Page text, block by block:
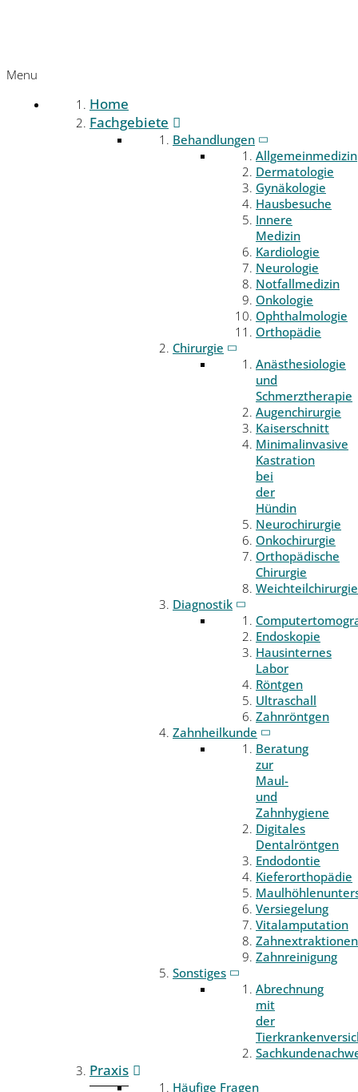
Menu
Home
Fachgebiete
Behandlungen
Allgemeinmedizin
Dermatologie
Gynäkologie
Hausbesuche
Innere
Medizin
Kardiologie
Neurologie
Notfallmedizin
Onkologie
Ophthalmologie
Orthopädie
Chirurgie
Anästhesiologie
und
Schmerztherapie
Augenchirurgie
Kaiserschnitt
Minimalinvasive
Kastration
bei
der
Hündin
Neurochirurgie
Onkochirurgie
Orthopädische
Chirurgie
Weichteilchirurgie
Diagnostik
Endoskopie
Hausinternes
Labor
Röntgen
Ultraschall
Zahnröntgen
Zahnheilkunde
Beratung
zur
Maul-
und
Zahnhygiene
Digitales
Dentalröntgen
Endodontie
Kieferorthopädie
Versiegelung
Vitalamputation
Zahnextraktionen
Zahnreinigung
Sonstiges
Abrechnung
mit
der
Praxis
Häufige Fragen